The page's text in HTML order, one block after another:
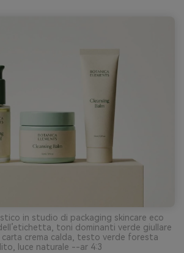
in studio di packaging skincare eco
toni dominanti verde giullare
carta crema calda, testo verde foresta
luce naturale --ar 4:3